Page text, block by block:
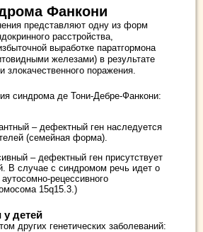
Фанкони
представляют одну из форм
расстройства,
выработке паратгормона
железами) в результате
злокачественного поражения.
синдрома де Тони-Дебре-Фанкони:
– дефектный ген наследуется
(семейная форма).
– дефектный ген присутствует
В случае с синдромом речь идет о
рецессивного
15q15.3.)
детей
других генетических заболеваний: